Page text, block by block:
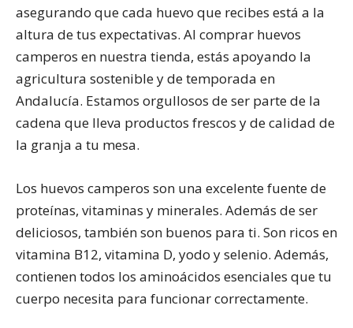
asegurando que cada huevo que recibes está a la
altura de tus expectativas. Al comprar huevos
camperos en nuestra tienda, estás apoyando la
agricultura sostenible y de temporada en
Andalucía. Estamos orgullosos de ser parte de la
cadena que lleva productos frescos y de calidad de
la granja a tu mesa.
Los huevos camperos son una excelente fuente de
proteínas, vitaminas y minerales. Además de ser
deliciosos, también son buenos para ti. Son ricos en
vitamina B12, vitamina D, yodo y selenio. Además,
contienen todos los aminoácidos esenciales que tu
cuerpo necesita para funcionar correctamente.